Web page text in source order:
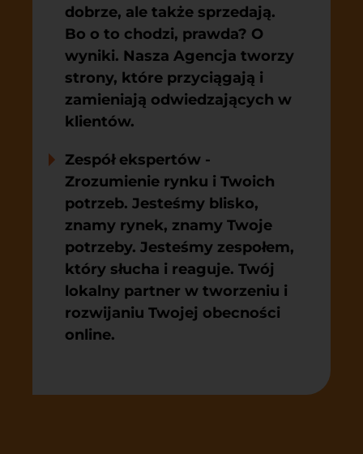
dobrze, ale także sprzedają.
Bo o to chodzi, prawda? O
wyniki. Nasza Agencja tworzy
strony, które przyciągają i
zamieniają odwiedzających w
klientów.
Zespół ekspertów -
Zrozumienie rynku i Twoich
potrzeb. Jesteśmy blisko,
znamy rynek, znamy Twoje
potrzeby. Jesteśmy zespołem,
który słucha i reaguje. Twój
lokalny partner w tworzeniu i
rozwijaniu Twojej obecności
online.